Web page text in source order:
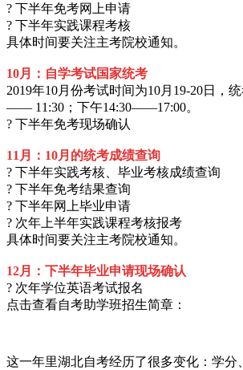
? 下半年免考网上申请
? 下半年实践课程考核
具体时间要关注主考院校通知。
10月：自学考试国家统考
2019年10月份考试时间为10月19-20日，
—— 11:30；下午14:30——17:00。
? 下半年免考现场确认
11月：10月的统考成绩查询
? 下半年实践考核、毕业考核成绩查询
? 下半年免考结果查询
? 下半年网上毕业申请
? 次年上半年实践课程考核报考
具体时间要关注主考院校通知。
12月：下半年毕业申请现场确认
? 次年学位英语考试报名
点击查看自考助学班招生简章：
这一年里湖北自考经历了很多变化：学分